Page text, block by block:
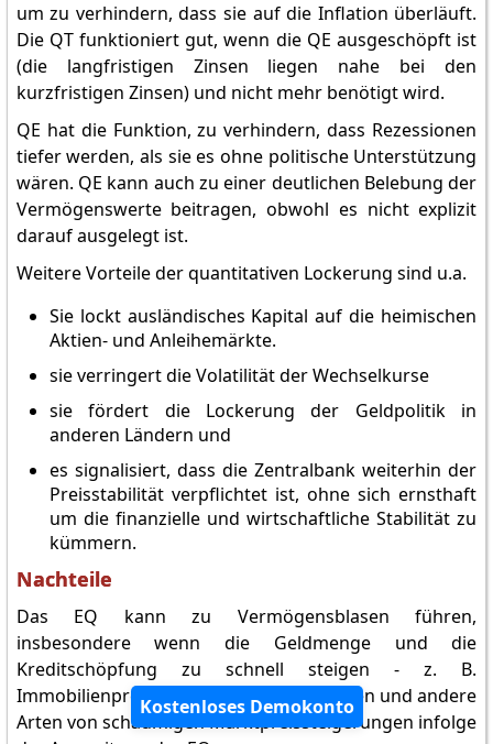
um zu verhindern, dass sie auf die Inflation überläuft.
Die QT funktioniert gut, wenn die QE ausgeschöpft ist
(die langfristigen Zinsen liegen nahe bei den
kurzfristigen Zinsen) und nicht mehr benötigt wird.
QE hat die Funktion, zu verhindern, dass Rezessionen
tiefer werden, als sie es ohne politische Unterstützung
wären. QE kann auch zu einer deutlichen Belebung der
Vermögenswerte beitragen, obwohl es nicht explizit
darauf ausgelegt ist.
Weitere Vorteile der quantitativen Lockerung sind u.a.
Sie lockt ausländisches Kapital auf die heimischen
Aktien- und Anleihemärkte.
sie verringert die Volatilität der Wechselkurse
sie fördert die Lockerung der Geldpolitik in
anderen Ländern und
es signalisiert, dass die Zentralbank weiterhin der
Preisstabilität verpflichtet ist, ohne sich ernsthaft
um die finanzielle und wirtschaftliche Stabilität zu
kümmern.
Nachteile
Das EQ kann zu Vermögensblasen führen,
insbesondere wenn die Geldmenge und die
Kreditschöpfung zu schnell steigen - z. B.
Immobilienpreisblasen, Aktienmarktblasen und andere
Arten von schaumigen Marktpreissteigerungen infolge
Kostenloses Demokonto